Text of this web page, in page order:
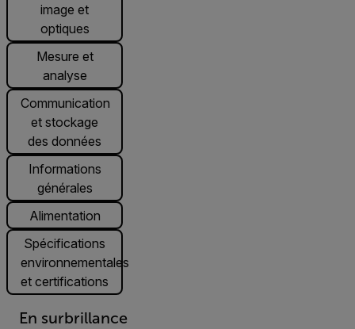
image et
optiques
Mesure et
analyse
Communication
et stockage
des données
Informations
générales
Alimentation
Spécifications
environnementales
et certifications
En surbrillance